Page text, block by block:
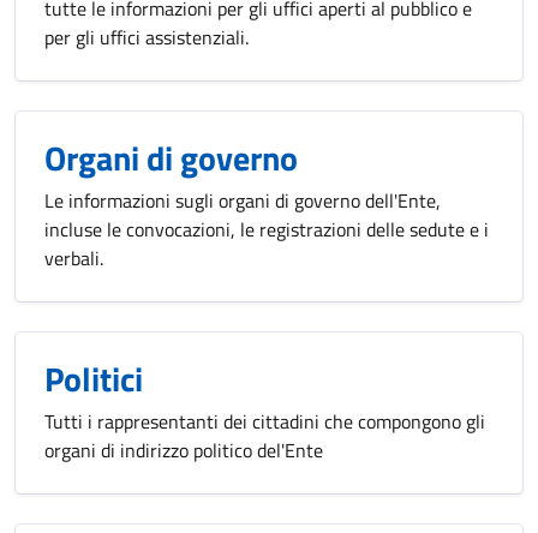
tutte le informazioni per gli uffici aperti al pubblico e
per gli uffici assistenziali.
Organi di governo
Le informazioni sugli organi di governo dell'Ente,
incluse le convocazioni, le registrazioni delle sedute e i
verbali.
Politici
Tutti i rappresentanti dei cittadini che compongono gli
organi di indirizzo politico del'Ente